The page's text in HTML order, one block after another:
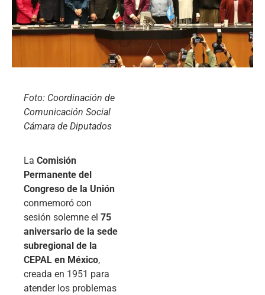
Foto: Coordinación de
Comunicación Social
Cámara de Diputados
La Comisión
Permanente del
Congreso de la Unión
conmemoró con
sesión solemne el 75
aniversario de la sede
subregional de la
CEPAL en México,
creada en 1951 para
atender los problemas